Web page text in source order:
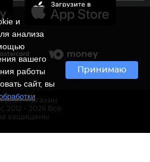
и
анализа
вашего
работы
сайт, вы
Принимаю
магазин
2012 - 2026 Все
защищены